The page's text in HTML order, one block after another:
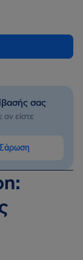
σας
είστε